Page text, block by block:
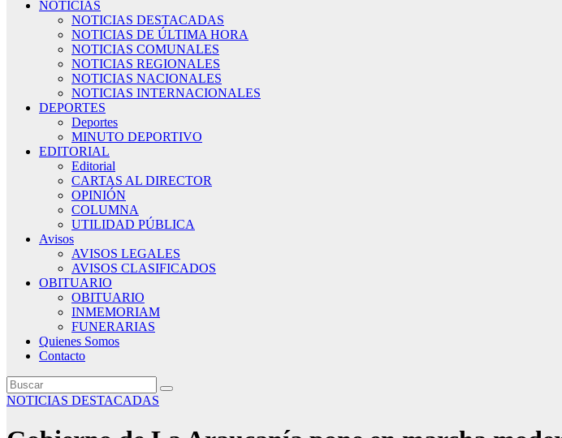
NOTICIAS
NOTICIAS DESTACADAS
NOTICIAS DE ÚLTIMA HORA
NOTICIAS COMUNALES
NOTICIAS REGIONALES
NOTICIAS NACIONALES
NOTICIAS INTERNACIONALES
DEPORTES
Deportes
MINUTO DEPORTIVO
EDITORIAL
Editorial
CARTAS AL DIRECTOR
OPINIÓN
COLUMNA
UTILIDAD PÚBLICA
Avisos
AVISOS LEGALES
AVISOS CLASIFICADOS
OBITUARIO
OBITUARIO
INMEMORIAM
FUNERARIAS
Quienes Somos
Contacto
NOTICIAS DESTACADAS